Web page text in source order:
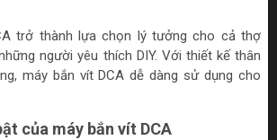
trở thành lựa chọn lý tưởng cho cả thợ
người yêu thích DIY. Với thiết kế thân
máy bắn vít DCA dễ dàng sử dụng cho
của máy bắn vít DCA